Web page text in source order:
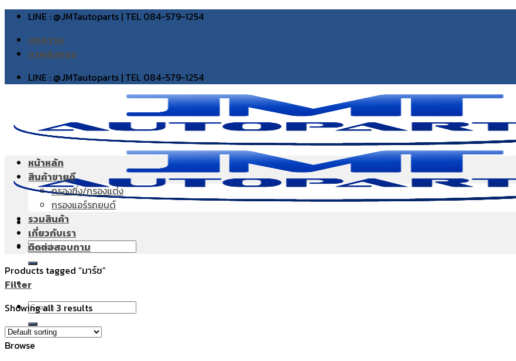
Skip
content
LINE : @JMTautoparts | TEL 084-579-1254
บทความ
ภาพส่งของ
LINE : @JMTautoparts | TEL 084-579-1254
Search
for:
Search
for:
หน้าหลัก
สินค้าขายดี
กรองซิ่ง/กรองแต่ง
กรองแอร์รถยนต์
รวมสินค้า
เกี่ยวกับเรา
ติดต่อสอบถาม
Products tagged “มาร์ช”
Filter
Showing all 3 results
Browse